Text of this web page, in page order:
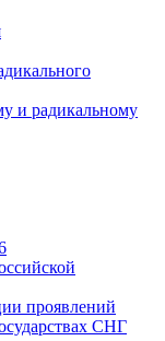
и радикальному
проявлений
СНГ